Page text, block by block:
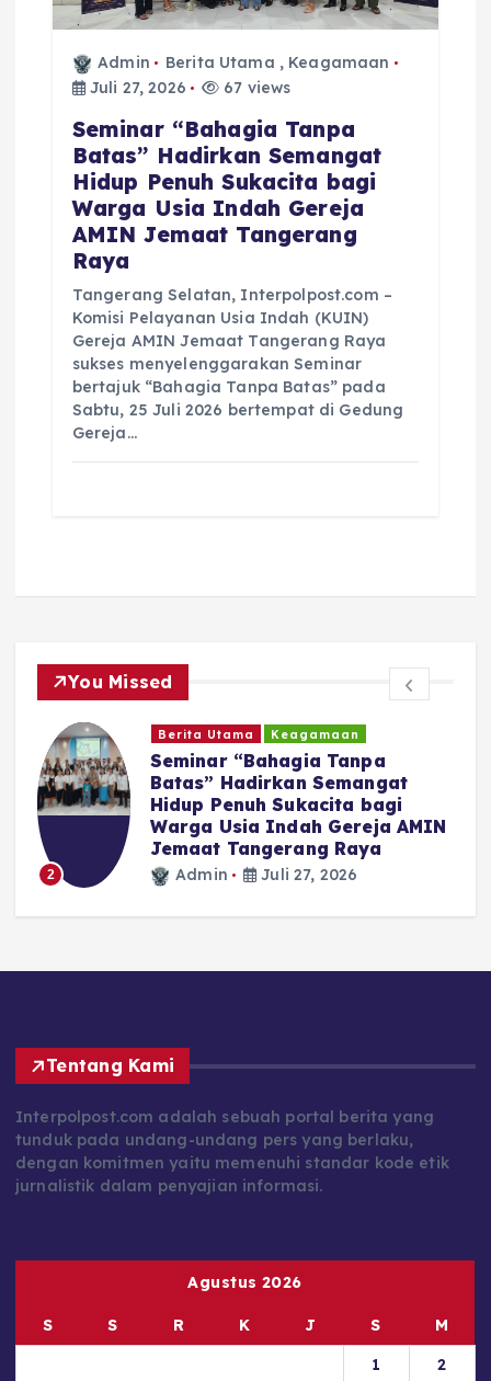
Admin Berita Utama , Keagamaan
Juli 27, 2026
67 views
Seminar “Bahagia Tanpa
Batas” Hadirkan Semangat
Hidup Penuh Sukacita bagi
Warga Usia Indah Gereja
AMIN Jemaat Tangerang
Raya
Tangerang Selatan, Interpolpost.com –
Komisi Pelayanan Usia Indah (KUIN)
Gereja AMIN Jemaat Tangerang Raya
sukses menyelenggarakan Seminar
bertajuk “Bahagia Tanpa Batas” pada
Sabtu, 25 Juli 2026 bertempat di Gedung
Gereja…
You Missed
2
Berita Utama Keagamaan
Seminar “Bahagia Tanpa
Batas” Hadirkan Semangat
Hidup Penuh Sukacita bagi
Warga Usia Indah Gereja AMIN
Jemaat Tangerang Raya
Admin Juli 27, 2026
Tentang Kami
Interpolpost.com adalah sebuah portal berita yang
tunduk pada undang-undang pers yang berlaku,
dengan komitmen yaitu memenuhi standar kode etik
jurnalistik dalam penyajian informasi.
Agustus 2026
S S R K J S
M
1
2